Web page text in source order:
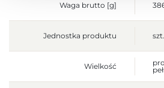
Waga brutto [g]
Jednostka produktu szt.
Wielkość